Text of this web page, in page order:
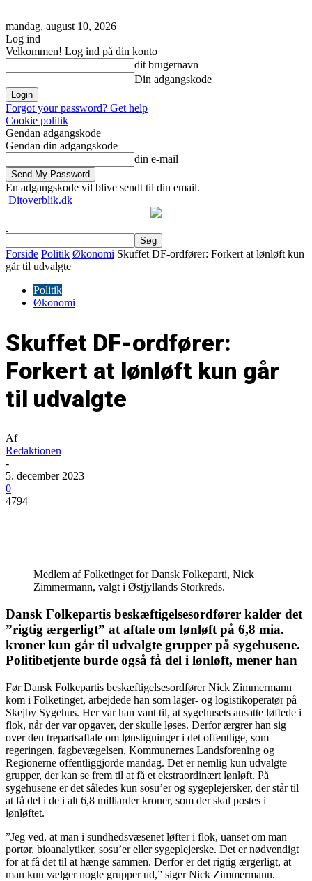
mandag, august 10, 2026
Log ind
Velkommen! Log ind på din konto
dit brugernavn
Din adgangskode
Forgot your password? Get help
Cookie politik
Gendan adgangskode
Gendan din adgangskode
din e-mail
En adgangskode vil blive sendt til din email.
Ditoverblik.dk
Forside Politik Økonomi Skuffet DF-ordfører: Forkert at lønløft kun
går til udvalgte
Politik
Økonomi
Skuffet DF-ordfører:
Forkert at lønløft kun går
til udvalgte
Af
Redaktionen
-
5. december 2023
0
4794
Medlem af Folketinget for Dansk Folkeparti, Nick
Zimmermann, valgt i Østjyllands Storkreds.
Dansk Folkepartis beskæftigelsesordfører kalder det
”rigtig ærgerligt” at aftale om lønløft på 6,8 mia.
kroner kun går til udvalgte grupper på sygehusene.
Politibetjente burde også få del i lønløft, mener han
Før Dansk Folkepartis beskæftigelsesordfører Nick Zimmermann
kom i Folketinget, arbejdede han som lager- og logistikoperatør på
Skejby Sygehus. Her var han vant til, at sygehusets ansatte løftede i
flok, når der var opgaver, der skulle løses. Derfor ærgrer han sig
over den trepartsaftale om lønstigninger i det offentlige, som
regeringen, fagbevægelsen, Kommunernes Landsforening og
Regionerne offentliggjorde mandag. Det er nemlig kun udvalgte
grupper, der kan se frem til at få et ekstraordinært lønløft. På
sygehusene er det således kun sosu’er og sygeplejersker, der står til
at få del i de i alt 6,8 milliarder kroner, som der skal postes i
lønløftet.
”Jeg ved, at man i sundhedsvæsenet løfter i flok, uanset om man
portør, bioanalytiker, sosu’er eller sygeplejerske. Det er nødvendigt
for at få det til at hænge sammen. Derfor er det rigtig ærgerligt, at
man kun vælger nogle grupper ud,” siger Nick Zimmermann.